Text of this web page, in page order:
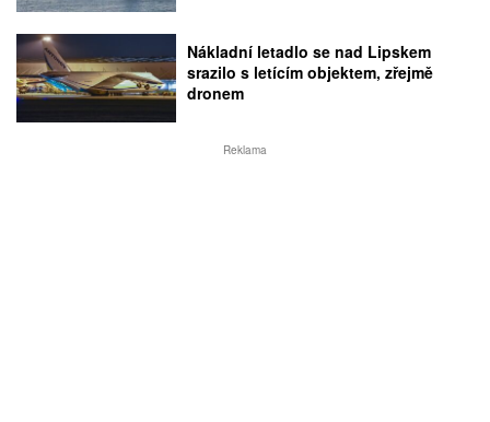
Nákladní letadlo se nad Lipskem
srazilo s letícím objektem, zřejmě
dronem
Reklama